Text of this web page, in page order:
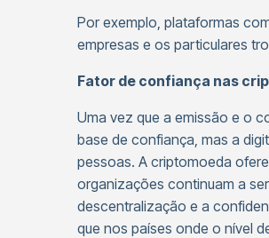
Por exemplo, plataformas
empresas e os particulares
Fator de confiança nas
Uma vez que a emissão e o
base de confiança, mas a
pessoas. A criptomoeda
organizações continuam a
descentralização e a
que nos países onde o nível